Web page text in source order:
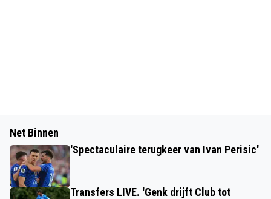
Net Binnen
'Spectaculaire terugkeer van Ivan Perisic'
Transfers LIVE. 'Genk drijft Club tot